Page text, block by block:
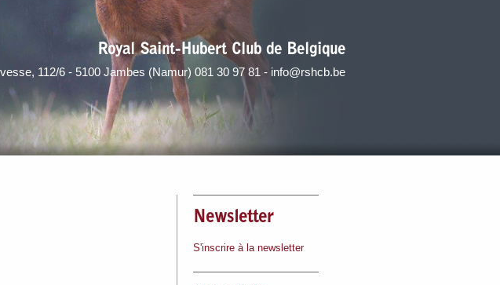
Royal Saint-Hubert Club de Belgique
112/6 - 5100 Jambes (Namur) 081 30 97 81 - info@rshcb.be
Newsletter
S'inscrire à la newsletter